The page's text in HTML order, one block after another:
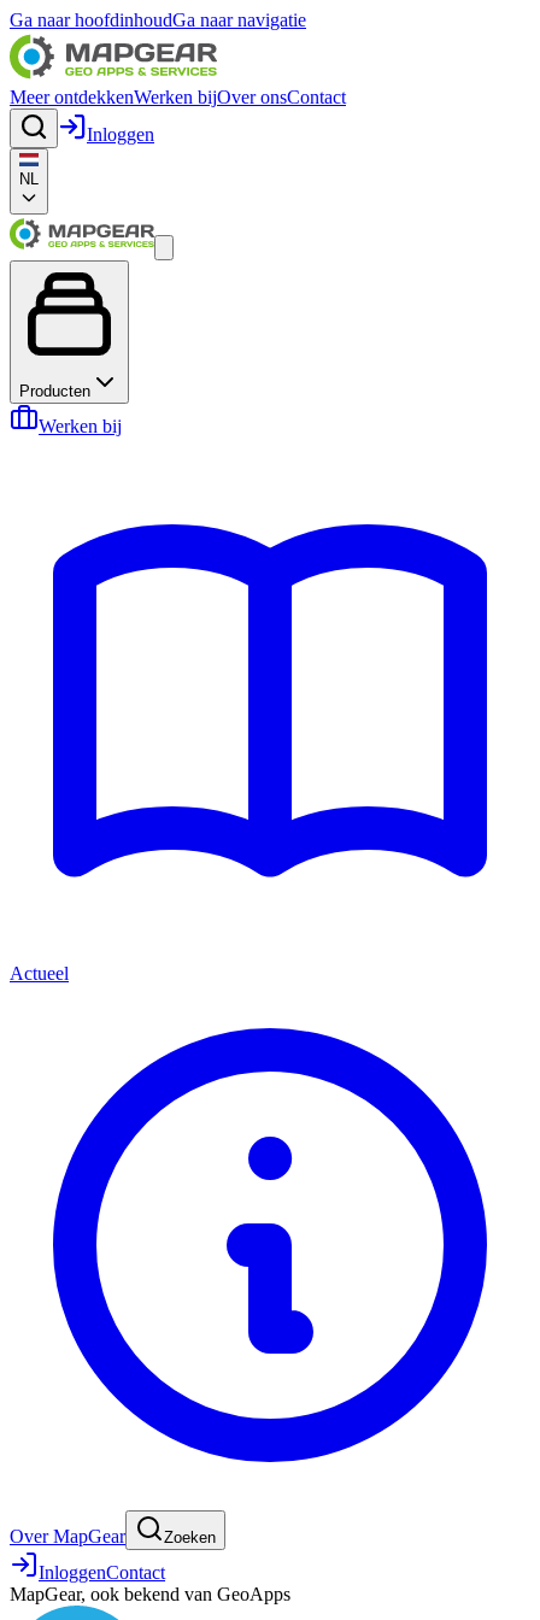
Ga naar hoofdinhoudGa naar navigatie
Meer ontdekkenWerken bijOver onsContact
Inloggen
NL
Producten
Werken bij
Actueel
Over MapGear Zoeken
InloggenContact
MapGear, ook bekend van GeoApps